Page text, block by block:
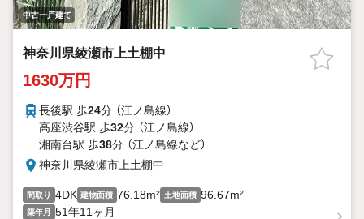
中古一戸建て
神奈川県綾瀬市上土棚中
1630万円
長後駅 歩24分 （江ノ島線）
高座渋谷駅 歩32分 （江ノ島線）
湘南台駅 歩38分 （江ノ島線など）
神奈川県綾瀬市上土棚中
間取り 4DK 建物面積 76.18m² 土地面積 96.67m²
築年月 51年11ヶ月